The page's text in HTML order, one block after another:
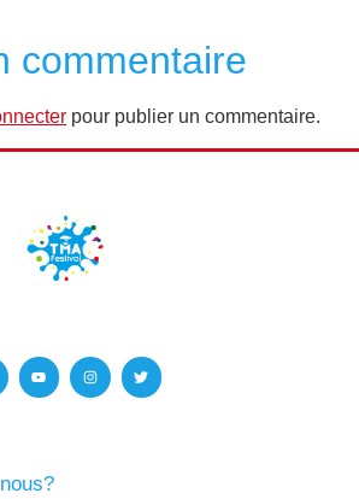
commentaire
pour publier un commentaire.